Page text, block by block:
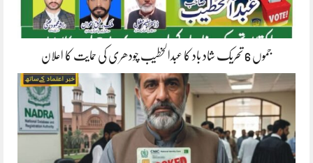
جموں 6 تحریک شاد باد کا عبدالخطیب چودھری کی حمایت کا اعلان